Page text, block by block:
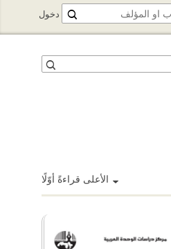
الأعلى قراءةً أوّلًا
دخول